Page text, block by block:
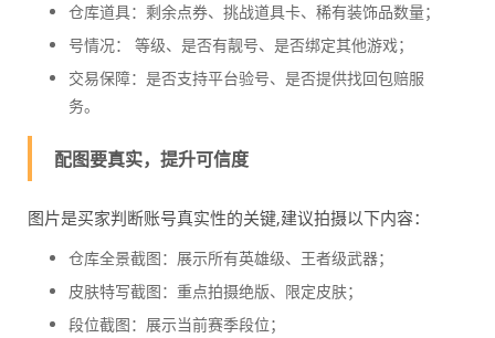
仓库道具：剩余点券、挑战道具卡、稀有装饰品数量；
号情况： 等级、是否有靓号、是否绑定其他游戏；
交易保障：是否支持平台验号、是否提供找回包赔服
务。
配图要真实，提升可信度
图片是买家判断账号真实性的关键,建议拍摄以下内容：
仓库全景截图：展示所有英雄级、王者级武器；
皮肤特写截图：重点拍摄绝版、限定皮肤；
段位截图：展示当前赛季段位；